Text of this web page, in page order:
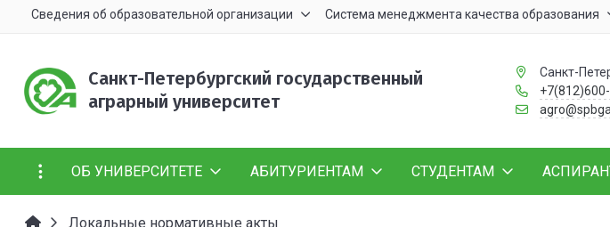
Сведения об образовательной организации Система менеджмента качества образования
Санкт-Петербургский государственный
аграрный университет
Санкт-
ОБ УНИВЕРСИТЕТЕ АБИТУРИЕНТАМ СТУДЕНТАМ
Локальные нормативные акты